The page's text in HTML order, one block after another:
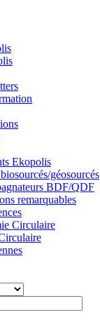
Ekopolis
géosourcés
BDF/QDF
remarquables
Circulaire